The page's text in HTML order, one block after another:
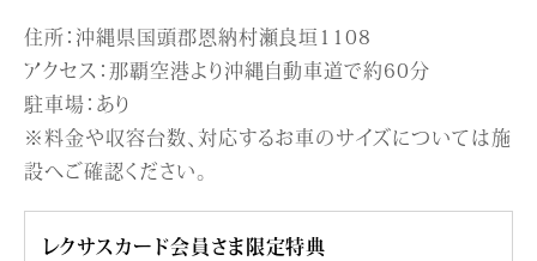
住所：沖縄県国頭郡恩納村瀬良垣1108
アクセス：那覇空港より沖縄自動車道で約60分
駐車場：あり
※料金や収容台数、対応するお車のサイズについては施
設へご確認ください。
レクサスカード会員さま限定特典